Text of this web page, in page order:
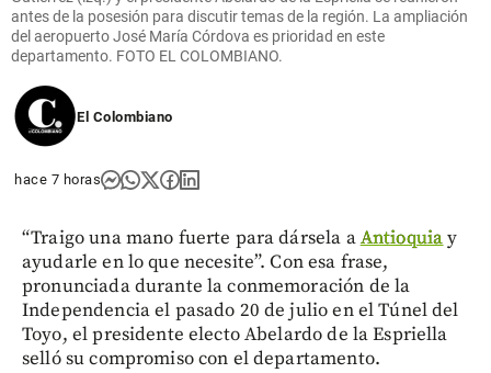
antes de la posesión para discutir temas de la región. La ampliación
del aeropuerto José María Córdova es prioridad en este
departamento. FOTO EL COLOMBIANO.
El Colombiano
hace 7 horas
“Traigo una mano fuerte para dársela aAntioquiay
ayudarle en lo que necesite”. Con esa frase,
pronunciada durante la conmemoración de la
Independencia el pasado 20 de julio en el Túnel del
Toyo, el presidente electo Abelardo de la Espriella
selló su compromiso con el departamento.